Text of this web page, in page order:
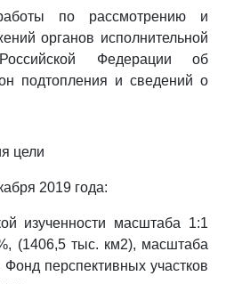
по рассмотрению и
органов исполнительной
Федерации об
подтопления и сведений о
цели
2019 года:
изученности масштаба 1:1
(1406,5 тыс. км2), масштаба
перспективных участков